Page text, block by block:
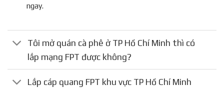
ngay.
Tôi mở quán cà phê ở TP Hồ Chí Minh thì có
lắp mạng FPT được không?
Lắp cáp quang FPT khu vực TP Hồ Chí Minh